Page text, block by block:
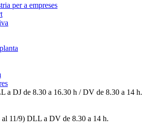
per a empreses
a DJ de 8.30 a 16.30 h / DV de 8.30 a 14 h.
al 11/9) DLL a DV de 8.30 a 14 h.